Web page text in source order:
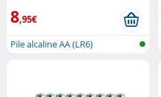
8,95€
Pile alcaline AA (LR6)